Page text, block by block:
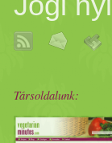
Társoldalunk: